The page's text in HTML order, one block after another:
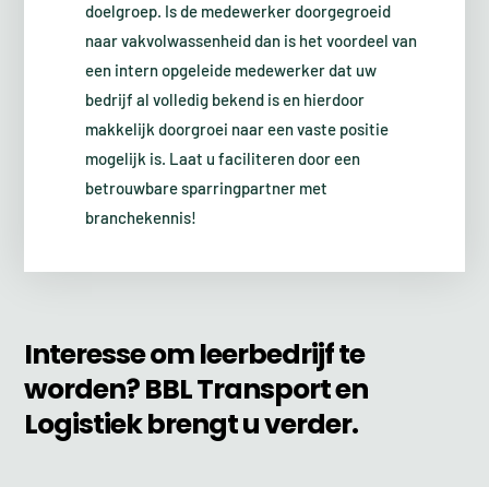
doelgroep. Is de medewerker doorgegroeid
naar vakvolwassenheid dan is het voordeel van
een intern opgeleide medewerker dat uw
bedrijf al volledig bekend is en hierdoor
makkelijk doorgroei naar een vaste positie
mogelijk is. Laat u faciliteren door een
betrouwbare sparringpartner met
branchekennis!
Interesse om leerbedrijf te
worden? BBL Transport en
Logistiek brengt u verder.